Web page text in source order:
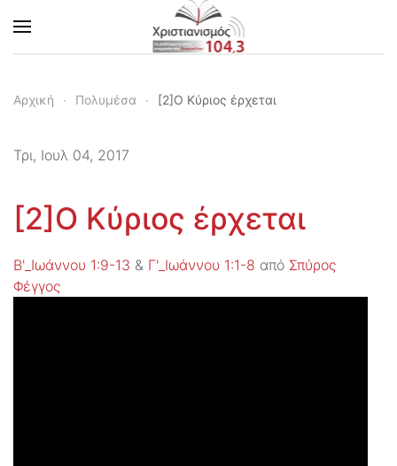
Skip to main content
Αρχική Πολυμέσα [2]Ο Κύριος έρχεται
Τρι, Ιουλ 04, 2017
[2]Ο Κύριος έρχεται
Β'_Ιωάννου 1:9-13 & Γ'_Ιωάννου 1:1-8 από Σπύρος
Φέγγος